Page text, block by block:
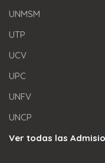
UNMSM
UTP
UCV
UPC
UNFV
UNCP
Ver todas las